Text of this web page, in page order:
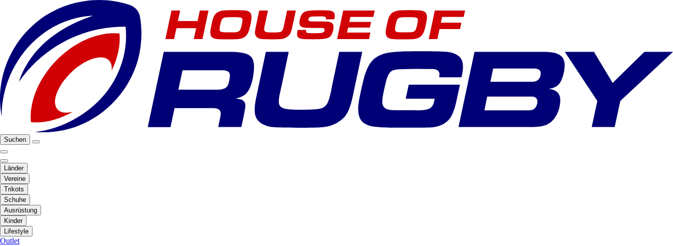
Suchen
Länder
Vereine
Trikots
Schuhe
Ausrüstung
Kinder
Lifestyle
Outlet